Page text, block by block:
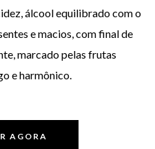
álcool equilibrado com o
e macios, com final de
marcado pelas frutas
e harmônico.
AGORA